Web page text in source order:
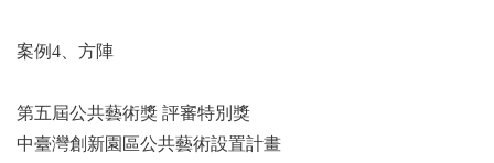
案例4、方陣
第五屆公共藝術獎 評審特別獎
中臺灣創新園區公共藝術設置計畫